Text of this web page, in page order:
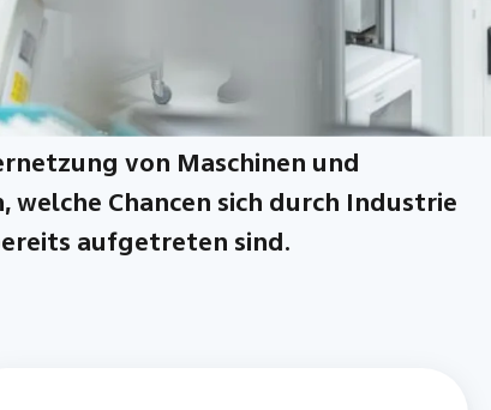
von Maschinen und
Chancen sich durch Industrie
aufgetreten sind.